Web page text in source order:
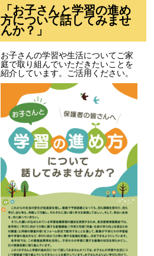
「お子さんと学習の進め
方について話してみませ
んか？」
お子さんの学習や生活についてご家
庭で取り組んでいただきたいことを
紹介しています。ご活用ください。